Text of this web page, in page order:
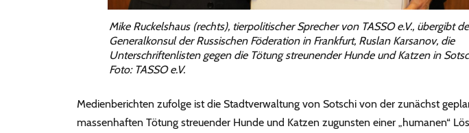
Mike Ruckelshaus (rechts), tierpolitischer Sprecher von TASSO e.V., übergibt
Generalkonsul der Russischen Föderation in Frankfurt, Ruslan Karsanov, die
Unterschriftenlisten gegen die Tötung streunender Hunde und Katzen in
Foto: TASSO e.V.
Medienberichten zufolge ist die Stadtverwaltung von Sotschi von der zunächst
massenhaften Tötung streuender Hunde und Katzen zugunsten einer „humanen“